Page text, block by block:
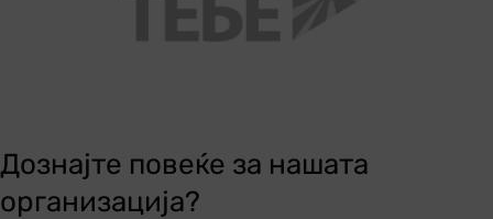
Дознајте повеќе за нашата
организација?